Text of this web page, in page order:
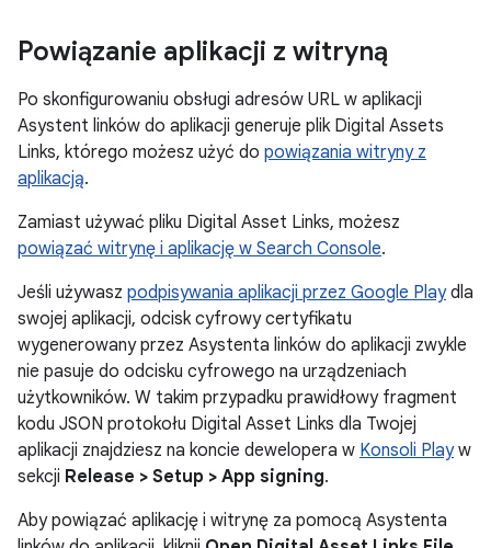
Powiązanie aplikacji z witryną
Po skonfigurowaniu obsługi adresów URL w aplikacji
Asystent linków do aplikacji generuje plik Digital Assets
Links, którego możesz użyć do powiązania witryny z
aplikacją.
Zamiast używać pliku Digital Asset Links, możesz
powiązać witrynę i aplikację w Search Console.
Jeśli używasz podpisywania aplikacji przez Google Playdla
swojej aplikacji, odcisk cyfrowy certyfikatu
wygenerowany przez Asystenta linków do aplikacji zwykle
nie pasuje do odcisku cyfrowego na urządzeniach
użytkowników. W takim przypadku prawidłowy fragment
kodu JSON protokołu Digital Asset Links dla Twojej
aplikacji znajdziesz na koncie dewelopera w Konsoli Playw
sekcji Release > Setup > App signing.
Aby powiązać aplikację i witrynę za pomocą Asystenta